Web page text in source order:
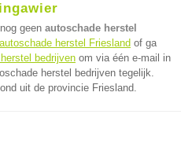
geen autoschade herstel
autoschade herstel Friesland of ga
bedrijven om via één e-mail in
herstel bedrijven tegelijk.
uit de provincie Friesland.